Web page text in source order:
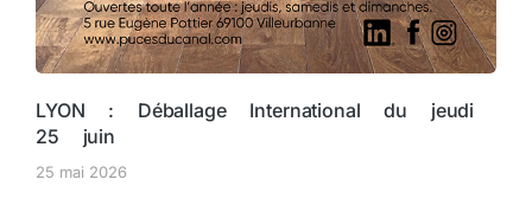
LYON : Déballage International du jeudi
25 juin
25 mai 2026